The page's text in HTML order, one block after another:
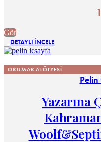
Gör
DETAYLI İNCELE
OKUMAK ATÖLYESI
Pelin
Yazarına